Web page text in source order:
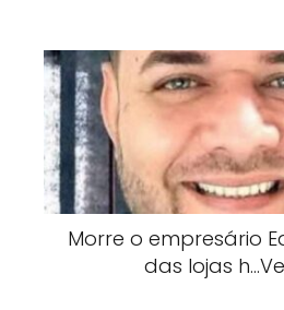
Morre o empresário
das lojas